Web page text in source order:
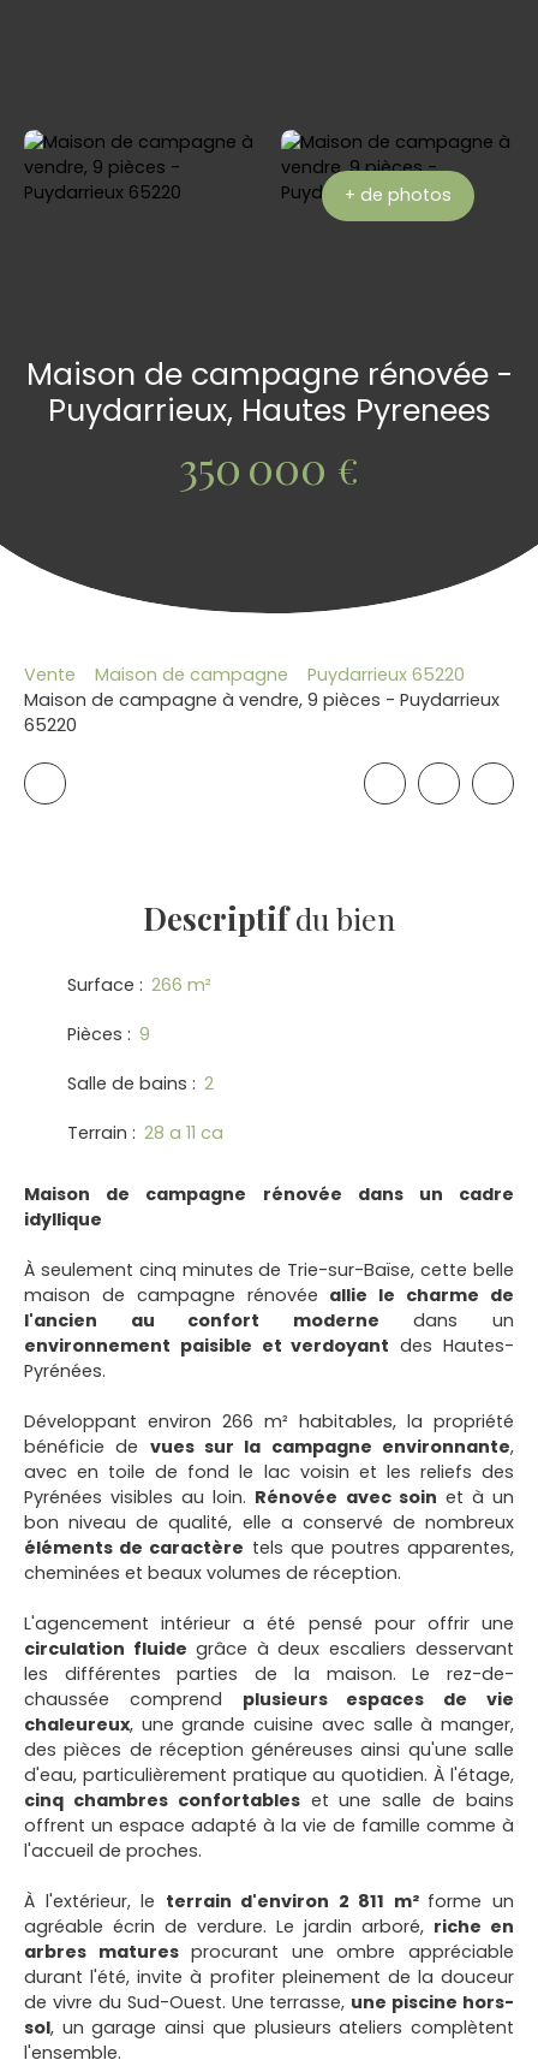
+ de photos
Maison de campagne rénovée -
Puydarrieux, Hautes Pyrenees
350 000 €
Vente Maison de campagne
Puydarrieux 65220
Maison de campagne à vendre, 9 pièces - Puydarrieux
65220
Descriptifdu bien
Surface : 266 m²
Pièces : 9
Salle de bains : 2
Terrain : 28 a 11 ca
Maison de campagne rénovée dans un cadre
idyllique
À seulement cinq minutes de Trie-sur-Baïse, cette belle
maison de campagne rénovée allie le charme de
l'ancien au confort moderne dans un
environnement paisible et verdoyant des Hautes-
Pyrénées.
Développant environ 266 m² habitables, la propriété
bénéficie de vues sur la campagne environnante,
avec en toile de fond le lac voisin et les reliefs des
Pyrénées visibles au loin. Rénovée avec soin et à un
bon niveau de qualité, elle a conservé de nombreux
éléments de caractère tels que poutres apparentes,
cheminées et beaux volumes de réception.
L'agencement intérieur a été pensé pour offrir une
circulation fluide grâce à deux escaliers desservant
les différentes parties de la maison. Le rez-de-
chaussée comprend plusieurs espaces de vie
chaleureux, une grande cuisine avec salle à manger,
des pièces de réception généreuses ainsi qu'une salle
d'eau, particulièrement pratique au quotidien. À l'étage,
cinq chambres confortableset une salle de bains
offrent un espace adapté à la vie de famille comme à
l'accueil de proches.
À l'extérieur, le terrain d'environ 2 811 m² forme un
agréable écrin de verdure. Le jardin arboré, riche en
arbres maturesprocurant une ombre appréciable
durant l'été, invite à profiter pleinement de la douceur
de vivre du Sud-Ouest. Une terrasse, une piscine hors-
sol, un garage ainsi que plusieurs ateliers complètent
l'ensemble.